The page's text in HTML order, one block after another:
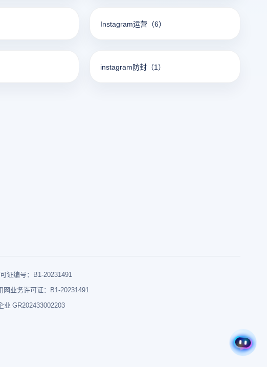
Instagram运营 （6）
instagram防封 （1）
证编号：B1-20231491
网业务许可证：B1-20231491
业 GR202433002203